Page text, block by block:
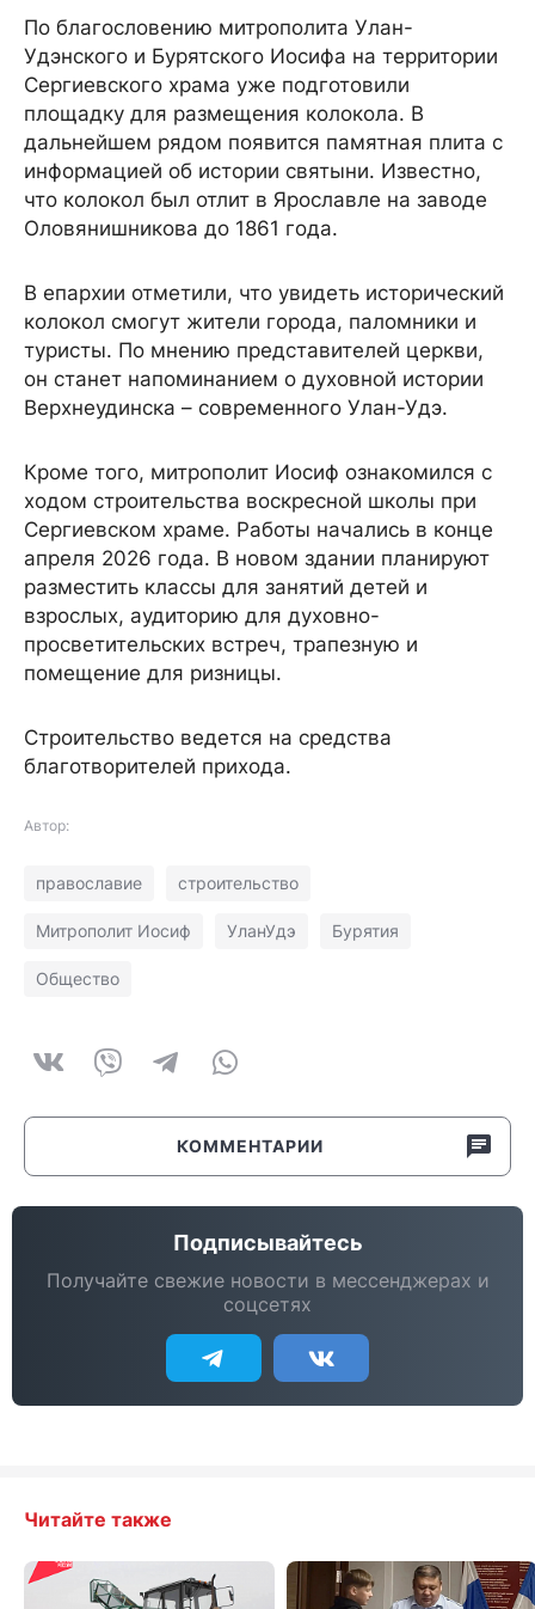
По благословению митрополита Улан-
Удэнского и Бурятского Иосифа на территории
Сергиевского храма уже подготовили
площадку для размещения колокола. В
дальнейшем рядом появится памятная плита с
информацией об истории святыни. Известно,
что колокол был отлит в Ярославле на заводе
Оловянишникова до 1861 года.
В епархии отметили, что увидеть исторический
колокол смогут жители города, паломники и
туристы. По мнению представителей церкви,
он станет напоминанием о духовной истории
Верхнеудинска – современного Улан-Удэ.
Кроме того, митрополит Иосиф ознакомился с
ходом строительства воскресной школы при
Сергиевском храме. Работы начались в конце
апреля 2026 года. В новом здании планируют
разместить классы для занятий детей и
взрослых, аудиторию для духовно-
просветительских встреч, трапезную и
помещение для ризницы.
Строительство ведется на средства
благотворителей прихода.
Автор:
православие строительство
Митрополит Иосиф УланУдэ Бурятия
Общество
КОММЕНТАРИИ
Подписывайтесь
Получайте свежие новости в мессенджерах и
соцсетях
Читайте также